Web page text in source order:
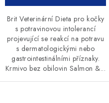
Brit Veterinární Dieta pro kočky
s potravinovou intolerancí
projevující se reakcí na potravu
s dermatologickými nebo
gastrointestinálními příznaky.
Krmivo bez obilovin Salmon &...